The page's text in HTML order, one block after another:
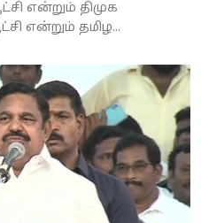
என்றும் திமுக
என்றும் தமிழ...